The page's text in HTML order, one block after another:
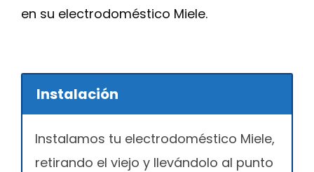
en su electrodoméstico Miele.
Instalación
Instalamos tu electrodoméstico Miele,
retirando el viejo y llevándolo al punto